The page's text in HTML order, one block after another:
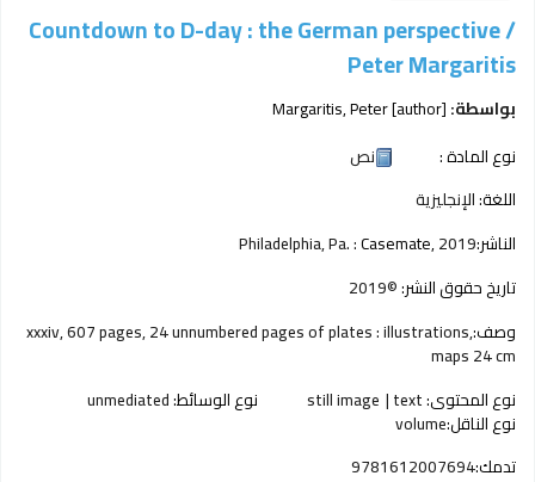
Countdown to D-day : the German perspective /
Peter Margaritis
بواسطة: Margaritis, Peter[author]
نوع المادة :
نص
اللغة:الإنجليزية
الناشر:
Philadelphia, Pa. :Casemate,2019
تاريخ حقوق النشر:©2019
وصف:xxxiv, 607 pages, 24 unnumbered pages of plates : illustrations,
maps 24 cm
نوع المحتوى:text
still image نوع الوسائط:unmediated
نوع الناقل:volume
تدمك:9781612007694